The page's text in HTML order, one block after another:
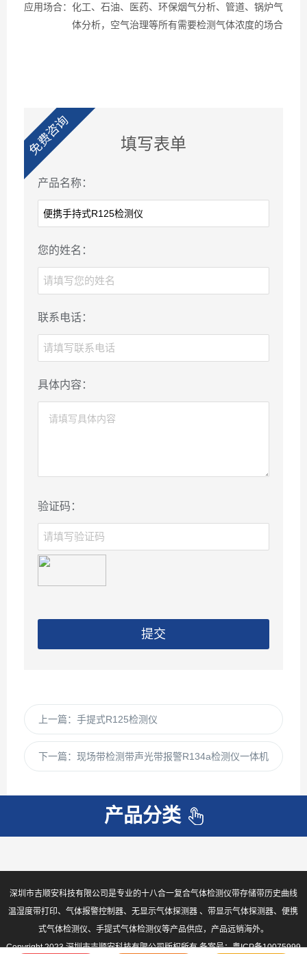
应用场合：化工、石油、医药、环保烟气分析、管道、锅炉气
体分析，空气治理等所有需要检测气体浓度的场合
免费咨询 填写表单
产品名称：
您的姓名：
联系电话：
具体内容：
验证码：
提交
上一篇： 手提式R125检测仪
下一篇： 现场带检测带声光带报警R134a检测仪一体机
产品分类
深圳市吉顺安科技有限公司是专业的十八合一复合气体检测仪带存储带历史曲线
温湿度带打印、气体报警控制器、无显示气体探测器 、带显示气体探测器、便携
式气体检测仪、手提式气体检测仪等产品供应，产品远销海外。
Copyright 2023 深圳市吉顺安科技有限公司版权所有 备案号：粤ICP备10075999